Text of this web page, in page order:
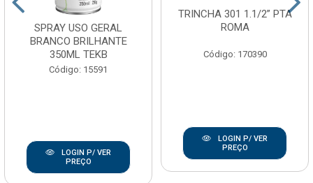
SPRAY USO GERAL
BRANCO BRILHANTE
350ML TEKB
Código: 15591
LOGIN P/ VER
PREÇO
TRINCHA 301 1.1/2” PTA
ROMA
Código: 170390
LOGIN P/ VER
PREÇO